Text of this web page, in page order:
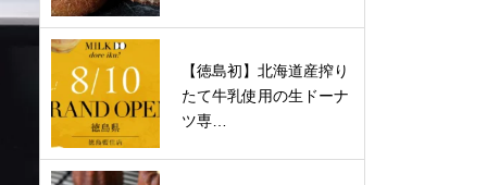
【徳島初】北海道産搾り
たて牛乳使用の生ドーナ
ツ専…